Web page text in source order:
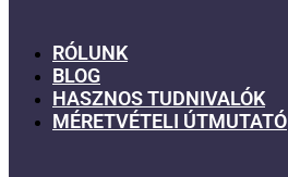
RÓLUNK
BLOG
HASZNOS TUDNIVALÓK
MÉRETVÉTELI ÚTMUTATÓ